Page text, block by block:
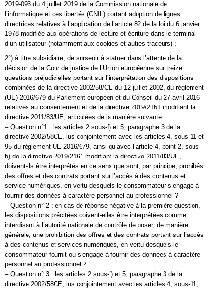
2019-093 du 4 juillet 2019 de la Commission nationale de
l’informatique et des libertés (CNIL) portant adoption de lignes
directrices relatives à l’application de l’article 82 de la loi du 6 janvier
1978 modifiée aux opérations de lecture et écriture dans le terminal
d’un utilisateur (notamment aux cookies et autres traceurs) ;
2°) à titre subsidiaire, de surseoir à statuer dans l’attente de la
décision de la Cour de justice de l’Union européenne sur treize
questions préjudicielles portant sur l’interprétation des dispositions
combinées de la directive 2002/58/CE du 12 juillet 2002, du règlement
(UE) 2016/679 du Parlement européen et du Conseil du 27 avril 2016
relatives au consentement et de la directive 2019/2161 modifiant la
directive 2011/83/UE, articulées de la manière suivante :
– Question n°1 : les articles 2 sous-f) et 5, paragraphe 3 de la
directive 2002/58CE, lus conjointement avec les articles 4, sous-11 et
95 du règlement UE 2016/679, ainsi qu’avec l’article 4, point 2, sous-
b) de la directive 2019/2161 modifiant la directive 2011/83/UE,
doivent-ils être interprétés en ce sens que sont, par principe, prohibés
des offres et des contrats portant sur l’accès à des contenus et
service numériques, en vertu desquels le consommateur s’engage à
fournir des données à caractère personnel au professionnel ?
– Question n° 2 : en cas de réponse négative à la première question,
les dispositions précitées doivent-elles être interprétées comme
interdisant à l’autorité nationale de contrôle de poser, de manière
générale, une prohibition des offres et des contrats portant sur l’accès
à des contenus et services numériques, en vertu desquels le
consommateur fournit ou s’engage à fournir des données à caractère
personnel au professionnel ?
– Question n° 3 : les articles 2 sous-f) et 5, paragraphe 3 de la
directive 2002/58CE, lus conjointement avec les articles 4, sous-11,